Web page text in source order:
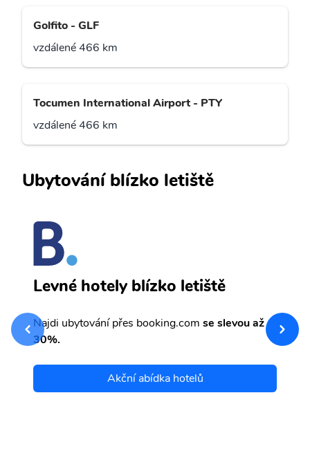
Golfito - GLF
vzdálené 466 km
Tocumen International Airport - PTY
vzdálené 466 km
Ubytování blízko letiště
Levné hotely blízko letiště
Najdi ubytování přes booking.com se slevou až
30%.
Akční abídka hotelů